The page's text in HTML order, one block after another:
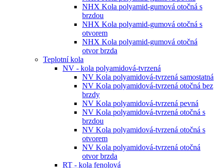
NHX Kola polyamid-gumová otočná s
brzdou
NHX Kola polyamid-gumová otočná s
otvorem
NHX Kola polyamid-gumová otočná
otvor brzda
Teplotní kola
NV - kola polyamidová-tvrzená
NV Kola polyamidová-tvrzená samostatná
NV Kola polyamidová-tvrzená otočná bez
brzdy
NV Kola polyamidová-tvrzená pevná
NV Kola polyamidová-tvrzená otočná s
brzdou
NV Kola polyamidová-tvrzená otočná s
otvorem
NV Kola polyamidová-tvrzená otočná
otvor brzda
RT - kola fenolová